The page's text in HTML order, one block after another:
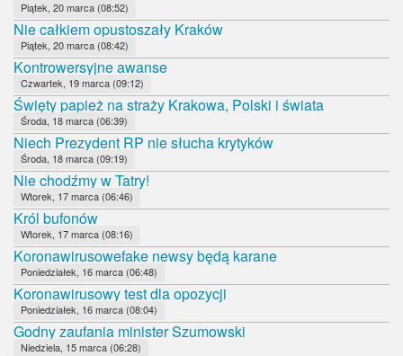
Piątek, 20 marca (08:52)
Nie całkiem opustoszały Kraków
Piątek, 20 marca (08:42)
Kontrowersyjne awanse
Czwartek, 19 marca (09:12)
Święty papież na straży Krakowa, Polski i świata
Środa, 18 marca (06:39)
Niech Prezydent RP nie słucha krytyków
Środa, 18 marca (09:19)
Nie chodźmy w Tatry!
Wtorek, 17 marca (06:46)
Król bufonów
Wtorek, 17 marca (08:16)
Koronawirusowefake newsy będą karane
Poniedziałek, 16 marca (06:48)
Koronawirusowy test dla opozycji
Poniedziałek, 16 marca (08:04)
Godny zaufania minister Szumowski
Niedziela, 15 marca (06:28)